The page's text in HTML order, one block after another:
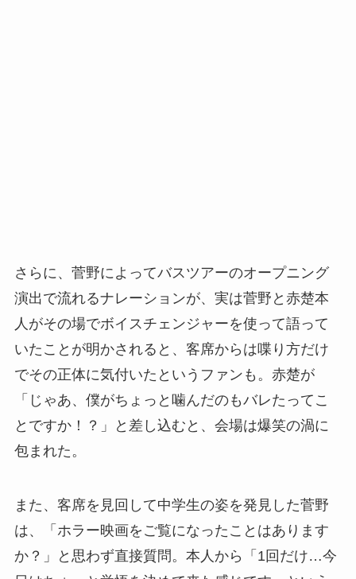
さらに、菅野によってバスツアーのオープニング
演出で流れるナレーションが、実は菅野と赤楚本
人がその場でボイスチェンジャーを使って語って
いたことが明かされると、客席からは喋り方だけ
でその正体に気付いたというファンも。赤楚が
「じゃあ、僕がちょっと噛んだのもバレたってこ
とですか！？」と差し込むと、会場は爆笑の渦に
包まれた。
また、客席を見回して中学生の姿を発見した菅野
は、「ホラー映画をご覧になったことはあります
か？」と思わず直接質問。本人から「1回だけ…今